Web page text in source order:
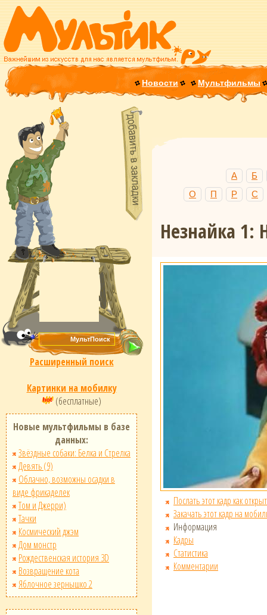
Новости Мультфильмы
Расширенный поиск
Картинки на мобилку
(бесплатные)
Новые мультфильмы в базе
данных:
Звёздные собаки: Белка и Стрелка
Девять (9)
Облачно, возможны осадки в
виде фрикаделек
Том и Джерри)
Тачки
Космический джэм
Дом монстр
Рождественская история 3D
Возвращение кота
Яблочное зернышко 2
А
Б
О
П Р С
Незнайка 1:
Послать этот кадр как
Закачать этот кадр на
Информация
Кадры
Статистика
Комментарии